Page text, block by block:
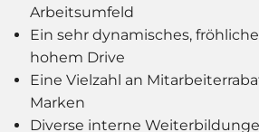
Arbeitsumfeld
Ein sehr dynamisches,
hohem Drive
Eine Vielzahl an
Marken
Diverse interne